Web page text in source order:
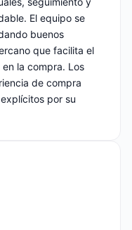
El equipo se
buenos
que facilita el
la compra. Los
de compra
por su